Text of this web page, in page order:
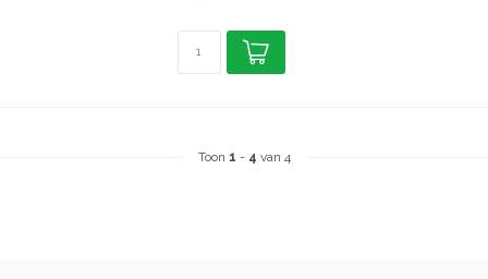
Toon 1 - 4 van 4